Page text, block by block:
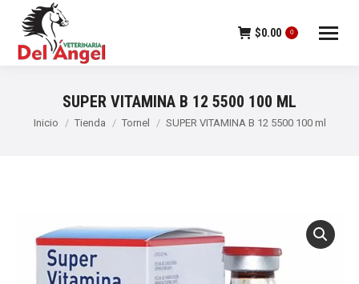
$0.00 0
SUPER VITAMINA B 12 5500 100 ML
Estás aquí:
Inicio Tienda Tornel SUPER VITAMINA B 12 5500 100 ml